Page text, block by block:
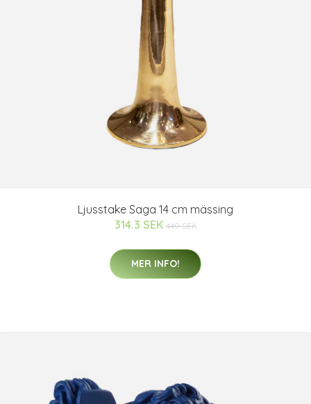
Ljusstake Saga 14 cm mässing
314.3 SEK 449 SEK
MER INFO!